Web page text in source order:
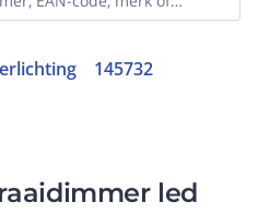
145732
led